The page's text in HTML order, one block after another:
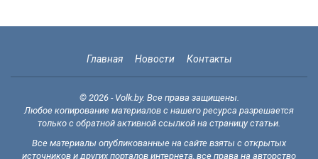
Главная Новости Контакты
© 2026 - Volk.by. Все права защищены.
Любое копирование материалов с нашего ресурса разрешается
только с обратной активной ссылкой на страницу статьи.
Все материалы опубликованные на сайте взяты с открытых
источников и других порталов интернета, все права на авторство